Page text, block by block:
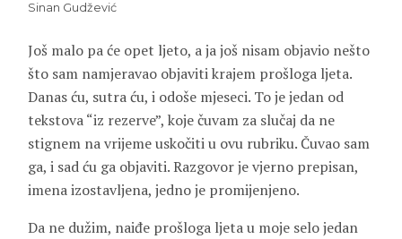
Sinan Gudžević
Još malo pa će opet ljeto, a ja još nisam objavio nešto
što sam namjeravao objaviti krajem prošloga ljeta.
Danas ću, sutra ću, i odoše mjeseci. To je jedan od
tekstova “iz rezerve”, koje čuvam za slučaj da ne
stignem na vrijeme uskočiti u ovu rubriku. Čuvao sam
ga, i sad ću ga objaviti. Razgovor je vjerno prepisan,
imena izostavljena, jedno je promijenjeno.
Da ne dužim, naiđe prošloga ljeta u moje selo jedan